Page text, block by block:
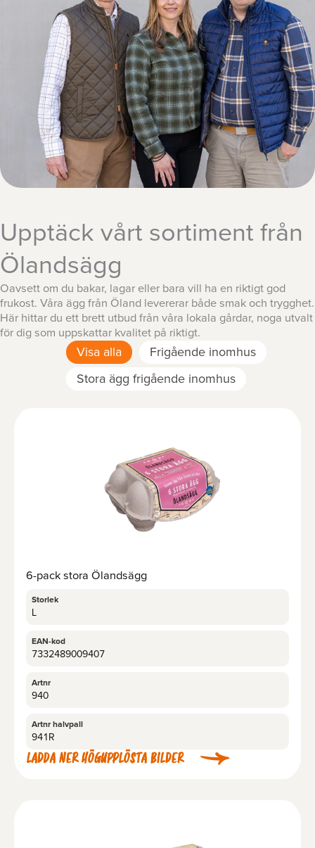
Upptäck vårt sortiment från
Ölandsägg
Oavsett om du bakar, lagar eller bara vill ha en riktigt god
frukost. Våra ägg från Öland levererar både smak och trygghet.
Här hittar du ett brett utbud från våra lokala gårdar, noga utvalt
för dig som uppskattar kvalitet på riktigt.
Visa alla
Frigående inomhus
Stora ägg frigående inomhus
6-pack stora Ölandsägg
Storlek
L
EAN-kod
7332489009407
Artnr
940
Artnr halvpall
941R
LADDA NER HÖGUPPLÖSTA BILDER